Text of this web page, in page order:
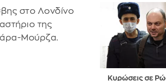
στο Λονδίνο
της
Μούρζα.
Κυρώσεις σε